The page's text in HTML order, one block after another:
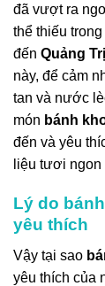
đã vượt ra
thể thiếu
đến Quảng Trị
này, để cảm
tan và nước
món bánh
đến và yêu
liệu tươi
Lý do
yêu thích
Vậy tại sao
yêu thích của